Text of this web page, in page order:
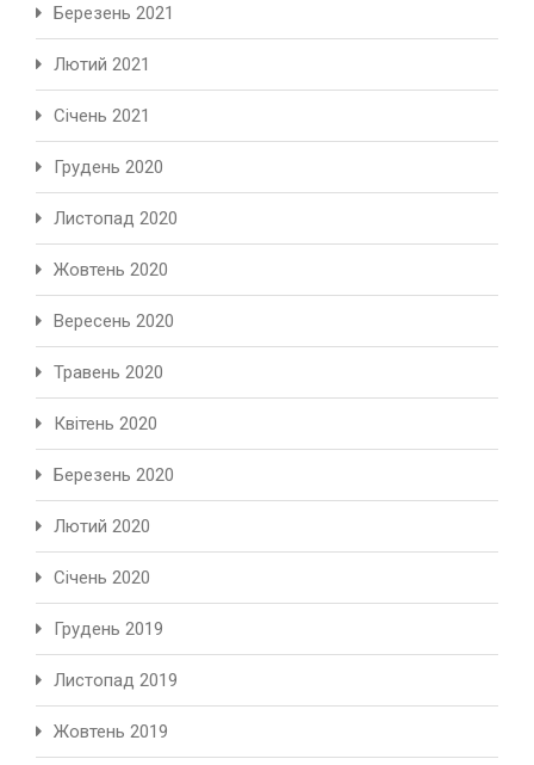
Березень 2021
Лютий 2021
Січень 2021
Грудень 2020
Листопад 2020
Жовтень 2020
Вересень 2020
Травень 2020
Квітень 2020
Березень 2020
Лютий 2020
Січень 2020
Грудень 2019
Листопад 2019
Жовтень 2019